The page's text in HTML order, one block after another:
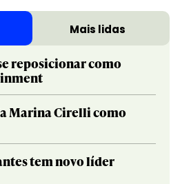
Mais lidas
reposicionar como
Marina Cirelli como
tem novo líder